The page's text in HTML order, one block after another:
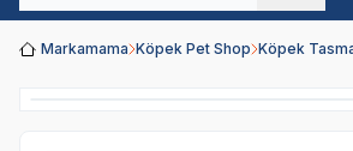
Markamama Köpek Pet Shop Köpek